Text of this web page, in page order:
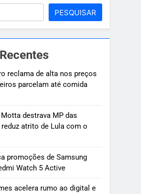
PESQUISAR
reclama de alta nos preços
parcelam até comida
destrava MP das
atrito de Lula com o
promoções de Samsung
Watch 5 Active
acelera rumo ao digital e